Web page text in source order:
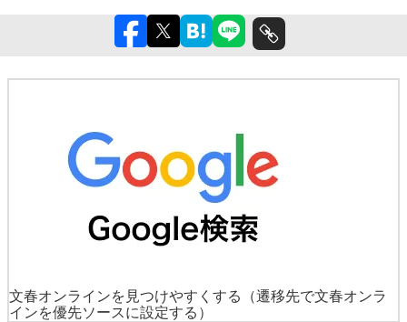
文春オンラインを見つけやすくする
（遷移先で文春オンラ
インを優先ソースに設定する）